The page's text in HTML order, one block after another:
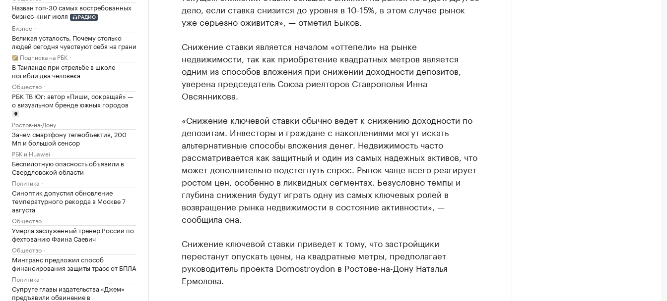
Назван топ-30 самых востребованных
бизнес-книг июля
РАДИО
Бизнес
Великая усталость. Почему столько
людей сегодня чувствуют себя на грани
Подписка на РБК
В Таиланде при стрельбе в школе
погибли два человека
Общество
РБК ТВ Юг: автор «Пиши, сокращай» —
о визуальном бренде южных городов
Ростов-на-Дону
Зачем смартфону телеобъектив, 200
Мп и большой сенсор
РБК и Huawei
Беспилотную опасность объявили в
Свердловской области
Политика
Синоптик допустил обновление
температурного рекорда в Москве 7
августа
Общество
Умерла заслуженный тренер России по
фехтованию Фаина Саевич
Общество
Минтранс предложил способ
финансирования защиты трасс от БПЛА
Политика
Супруге главы издательства «Джем»
предъявили обвинение в
дело, если ставка снизится до уровня в 10-15%, в этом случае рынок
уже серьезно оживится», — отметил Быков.
Снижение ставки является началом «оттепели» на рынке
недвижимости, так как приобретение квадратных метров является
одним из способов вложения при снижении доходности депозитов,
уверена председатель Союза риелторов Ставрополья Инна
Овсянникова.
«Снижение ключевой ставки обычно ведет к снижению доходности по
депозитам. Инвесторы и граждане с накоплениями могут искать
альтернативные способы вложения денег. Недвижимость часто
рассматривается как защитный и один из самых надежных активов, что
может дополнительно подстегнуть спрос. Рынок чаще всего реагирует
ростом цен, особенно в ликвидных сегментах. Безусловно темпы и
глубина снижения будут играть одну из самых ключевых ролей в
возвращение рынка недвижимости в состояние активности», —
сообщила она.
Снижение ключевой ставки приведет к тому, что застройщики
перестанут опускать цены, на квадратные метры, предполагает
руководитель проекта Domostroydon в Ростове-на-Дону Наталья
Ермолова.